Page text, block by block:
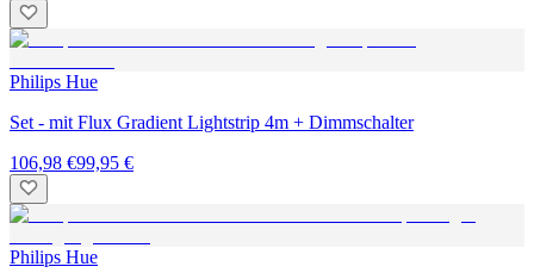
Philips Hue
Set - mit Flux Gradient Lightstrip 4m + Dimmschalter
106,98 €99,95 €
Philips Hue